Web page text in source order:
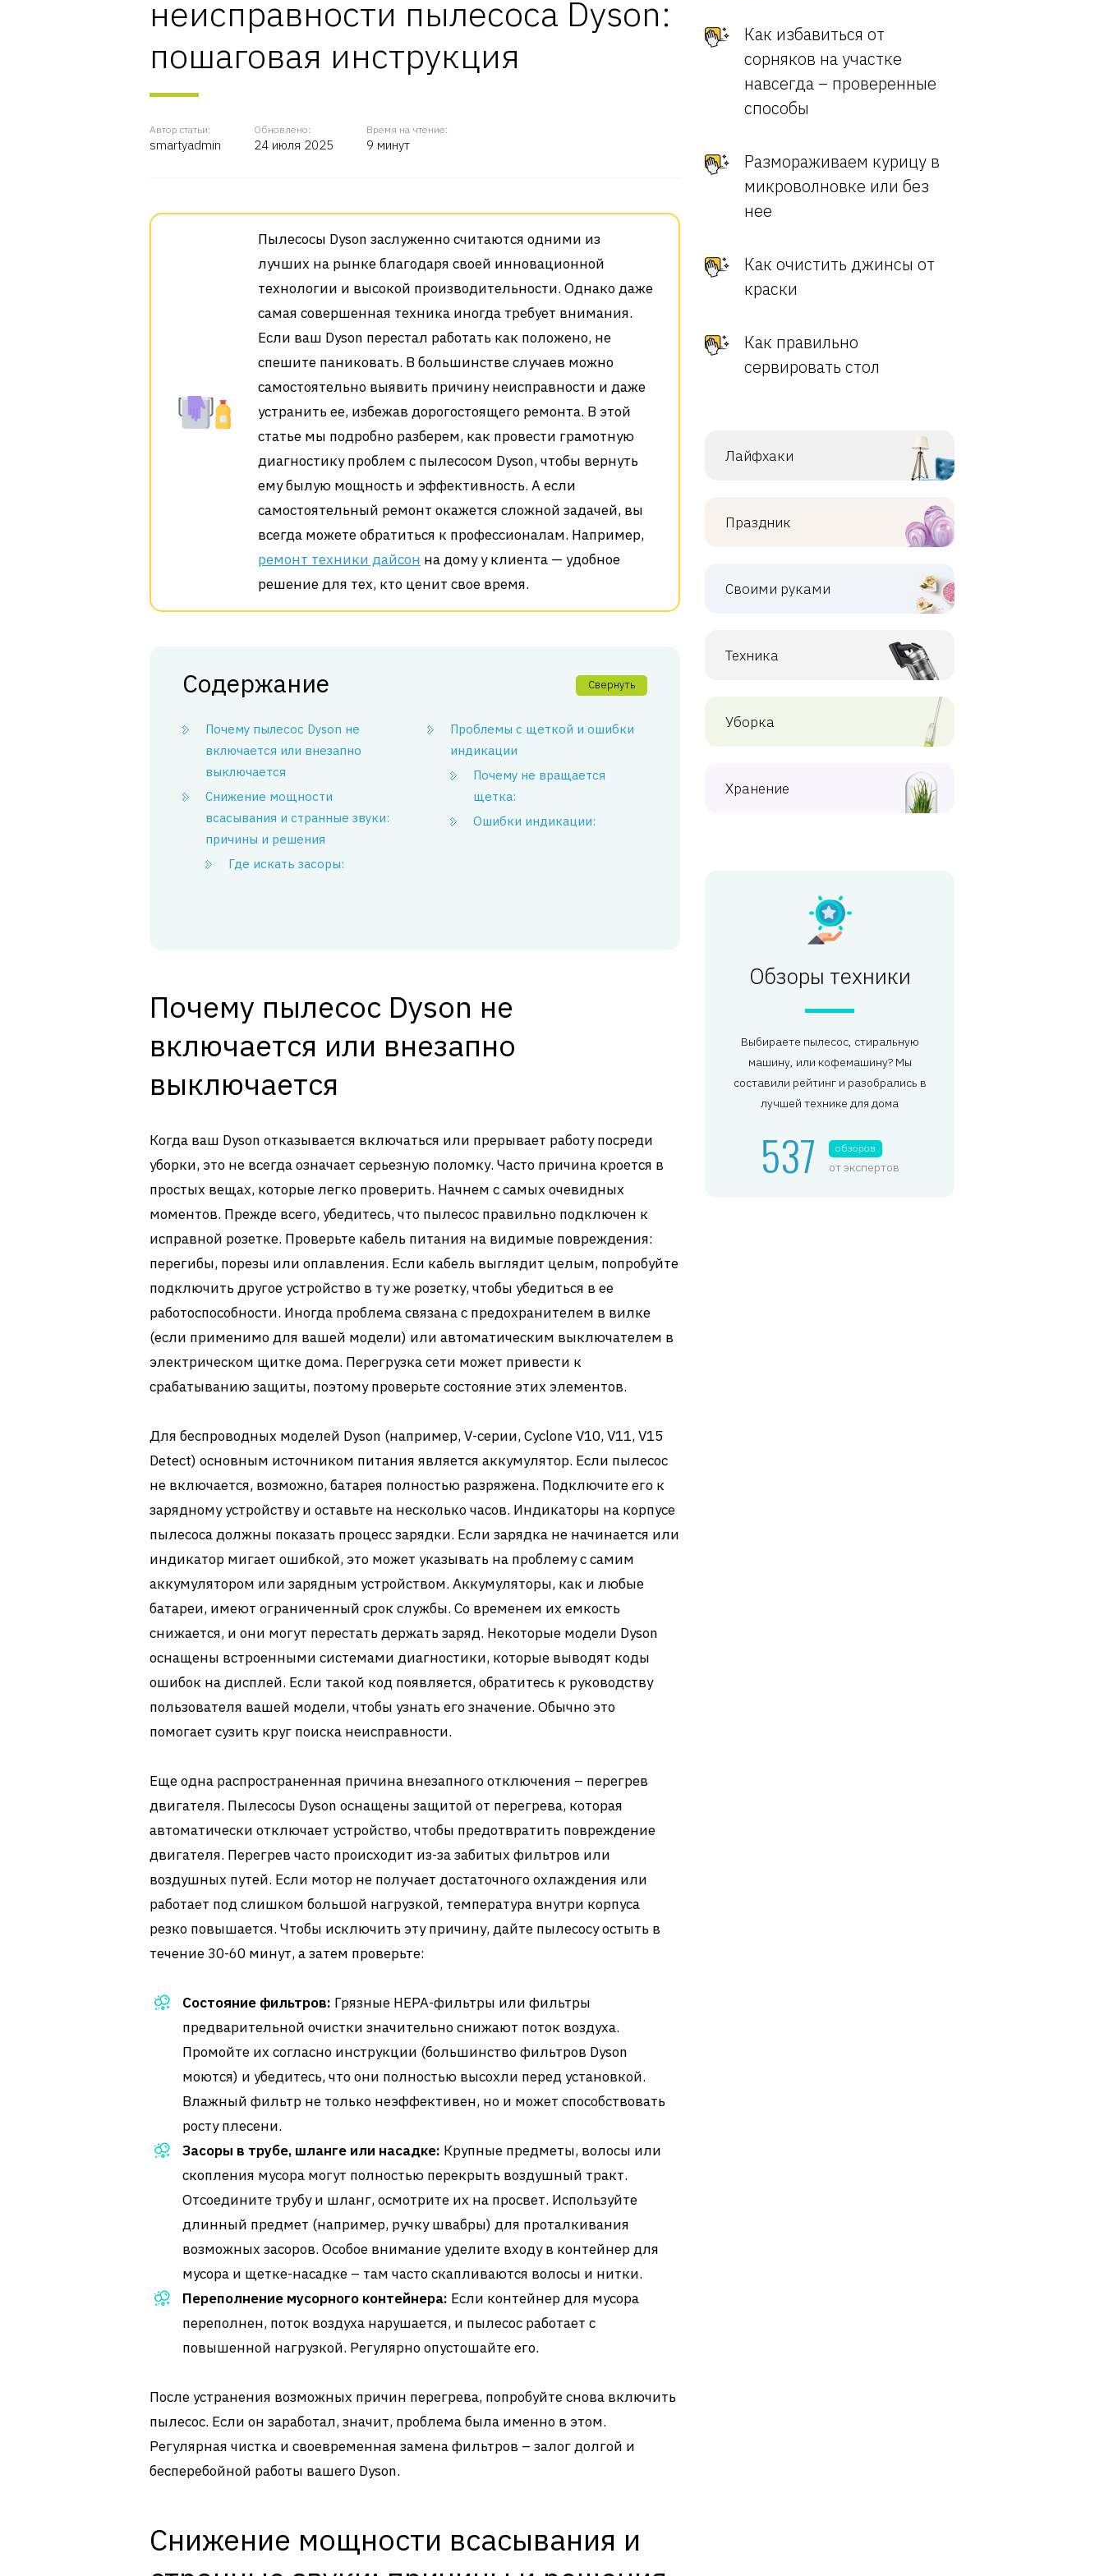
неисправности пылесоса Dyson:
пошаговая инструкция
Автор статьи:
smartyadmin
Обновлено:
24 июля 2025
Время на чтение:
9 минут
Пылесосы Dyson заслуженно считаются одними из
лучших на рынке благодаря своей инновационной
технологии и высокой производительности. Однако даже
самая совершенная техника иногда требует внимания.
Если ваш Dyson перестал работать как положено, не
спешите паниковать. В большинстве случаев можно
самостоятельно выявить причину неисправности и даже
устранить ее, избежав дорогостоящего ремонта. В этой
статье мы подробно разберем, как провести грамотную
диагностику проблем с пылесосом Dyson, чтобы вернуть
ему былую мощность и эффективность. А если
самостоятельный ремонт окажется сложной задачей, вы
всегда можете обратиться к профессионалам. Например,
ремонт техники дайсон на дому у клиента — удобное
решение для тех, кто ценит свое время.
Содержание Свернуть
Почему пылесос Dyson не
включается или внезапно
выключается
Снижение мощности
всасывания и странные звуки:
причины и решения
Где искать засоры:
Проблемы с щеткой и ошибки
индикации
Почему не вращается
щетка:
Ошибки индикации:
Почему пылесос Dyson не
включается или внезапно
выключается
Когда ваш Dyson отказывается включаться или прерывает работу посреди
уборки, это не всегда означает серьезную поломку. Часто причина кроется в
простых вещах, которые легко проверить. Начнем с самых очевидных
моментов. Прежде всего, убедитесь, что пылесос правильно подключен к
исправной розетке. Проверьте кабель питания на видимые повреждения:
перегибы, порезы или оплавления. Если кабель выглядит целым, попробуйте
подключить другое устройство в ту же розетку, чтобы убедиться в ее
работоспособности. Иногда проблема связана с предохранителем в вилке
(если применимо для вашей модели) или автоматическим выключателем в
электрическом щитке дома. Перегрузка сети может привести к
срабатыванию защиты, поэтому проверьте состояние этих элементов.
Для беспроводных моделей Dyson (например, V-серии, Cyclone V10, V11, V15
Detect) основным источником питания является аккумулятор. Если пылесос
не включается, возможно, батарея полностью разряжена. Подключите его к
зарядному устройству и оставьте на несколько часов. Индикаторы на корпусе
пылесоса должны показать процесс зарядки. Если зарядка не начинается или
индикатор мигает ошибкой, это может указывать на проблему с самим
аккумулятором или зарядным устройством. Аккумуляторы, как и любые
батареи, имеют ограниченный срок службы. Со временем их емкость
снижается, и они могут перестать держать заряд. Некоторые модели Dyson
оснащены встроенными системами диагностики, которые выводят коды
ошибок на дисплей. Если такой код появляется, обратитесь к руководству
пользователя вашей модели, чтобы узнать его значение. Обычно это
помогает сузить круг поиска неисправности.
Еще одна распространенная причина внезапного отключения – перегрев
двигателя. Пылесосы Dyson оснащены защитой от перегрева, которая
автоматически отключает устройство, чтобы предотвратить повреждение
двигателя. Перегрев часто происходит из-за забитых фильтров или
воздушных путей. Если мотор не получает достаточного охлаждения или
работает под слишком большой нагрузкой, температура внутри корпуса
резко повышается. Чтобы исключить эту причину, дайте пылесосу остыть в
течение 30-60 минут, а затем проверьте:
Состояние фильтров: Грязные HEPA-фильтры или фильтры
предварительной очистки значительно снижают поток воздуха.
Промойте их согласно инструкции (большинство фильтров Dyson
моются) и убедитесь, что они полностью высохли перед установкой.
Влажный фильтр не только неэффективен, но и может способствовать
росту плесени.
Засоры в трубе, шланге или насадке: Крупные предметы, волосы или
скопления мусора могут полностью перекрыть воздушный тракт.
Отсоедините трубу и шланг, осмотрите их на просвет. Используйте
длинный предмет (например, ручку швабры) для проталкивания
возможных засоров. Особое внимание уделите входу в контейнер для
мусора и щетке-насадке – там часто скапливаются волосы и нитки.
Переполнение мусорного контейнера: Если контейнер для мусора
переполнен, поток воздуха нарушается, и пылесос работает с
повышенной нагрузкой. Регулярно опустошайте его.
После устранения возможных причин перегрева, попробуйте снова включить
пылесос. Если он заработал, значит, проблема была именно в этом.
Регулярная чистка и своевременная замена фильтров – залог долгой и
бесперебойной работы вашего Dyson.
Снижение мощности всасывания и
Как избавиться от
сорняков на участке
навсегда – проверенные
способы
Размораживаем курицу в
микроволновке или без
нее
Как очистить джинсы от
краски
Как правильно
сервировать стол
Лайфхаки
Праздник
Своими руками
Техника
Уборка
Хранение
Обзоры техники
Выбираете пылесос, стиральную
машину, или кофемашину? Мы
составили рейтинг и разобрались в
лучшей технике для дома
537 обзоров
от экспертов